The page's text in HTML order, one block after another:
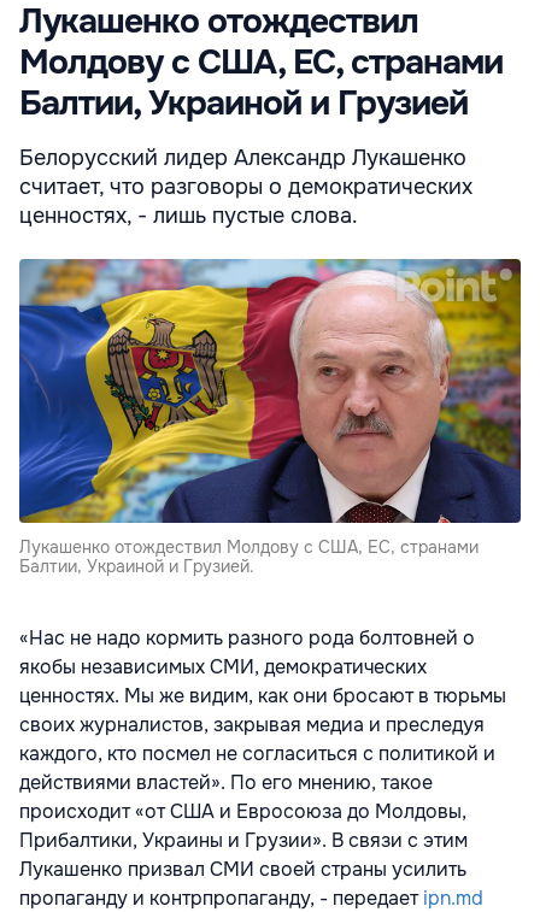
Лукашенко отождествил
Молдову с США, ЕС, странами
Балтии, Украиной и Грузией
Белорусский лидер Александр Лукашенко
считает, что разговоры о демократических
ценностях, - лишь пустые слова.
Лукашенко отождествил Молдову с США, ЕС, странами
Балтии, Украиной и Грузией.
«Нас не надо кормить разного рода болтовней о
якобы независимых СМИ, демократических
ценностях. Мы же видим, как они бросают в тюрьмы
своих журналистов, закрывая медиа и преследуя
каждого, кто посмел не согласиться с политикой и
действиями властей». По его мнению, такое
происходит «от США и Евросоюза до Молдовы,
Прибалтики, Украины и Грузии». В связи с этим
Лукашенко призвал СМИ своей страны усилить
пропаганду и контрпропаганду, - передаетipn.md